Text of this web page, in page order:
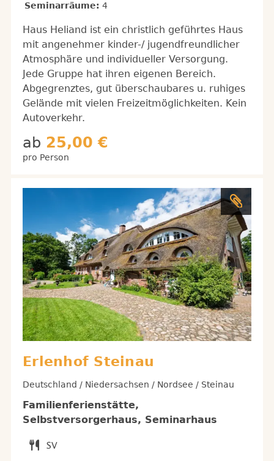
Seminarräume: 4
Haus Heliand ist ein christlich geführtes Haus
mit angenehmer kinder-/ jugendfreundlicher
Atmosphäre und individueller Versorgung.
Jede Gruppe hat ihren eigenen Bereich.
Abgegrenztes, gut überschaubares u. ruhiges
Gelände mit vielen Freizeitmöglichkeiten. Kein
Autoverkehr.
ab 25,00 €
pro Person
Erlenhof Steinau
Deutschland / Niedersachsen / Nordsee / Steinau
Familienferienstätte,
Selbstversorgerhaus, Seminarhaus